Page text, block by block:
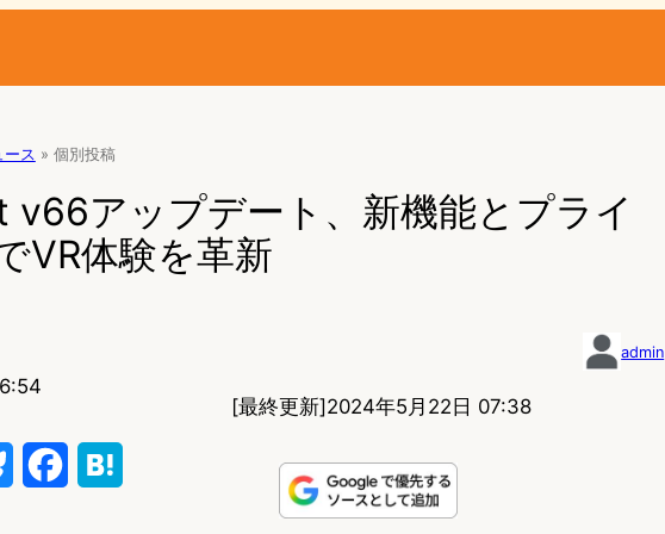
ース » 個別投稿
v66アップデート、新機能とプライ
VR体験を革新
admin
[最終更新]2024年5月22日 07:38